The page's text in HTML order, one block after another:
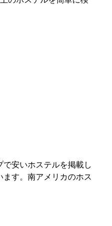
安いホステルを掲載し
す。南アメリカのホス